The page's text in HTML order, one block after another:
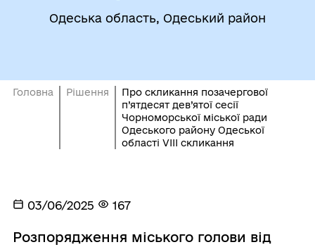
Одеська область, Одеський район
Головна Рішення
Про скликання позачергової
п’ятдесят дев’ятої сесії
Чорноморської міської ради
Одеського району Одеської
області VIІI скликання
03/06/2025 167
Розпорядження міського голови від